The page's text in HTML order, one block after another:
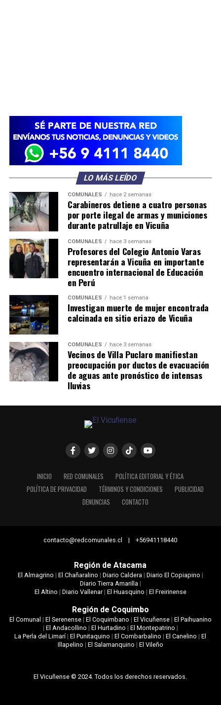
LO MÁS LEÍDO
COMUNALES hace 2 semanas
Carabineros detiene a cuatro personas
por porte ilegal de armas y municiones
durante patrullaje en Vicuña
COMUNALES hace 3 semanas
Profesores del Colegio Antonio Varas
representarán a Vicuña en importante
encuentro internacional de Educación
en Perú
COMUNALES hace 1 semana
Investigan muerte de mujer encontrada
calcinada en sitio eriazo de Vicuña
COMUNALES hace 3 semanas
Vecinos de Villa Puclaro manifiestan
preocupación por ductos de evacuación
de aguas ante pronóstico de intensas
lluvias
INICIO RED COMUNALES
POLÍTICA EDITORIAL Y ÉTICA
POLÍTICA DE PRIVACIDAD
TÉRMINOS Y CONDICIONES
PUBLICIDAD
DENUNCIAS
CONTACTO
contacto@redcomunales.cl | +56941118440
Región de Atacama
El Almagrino | El Chañaralino | Diario Caldera| Diario El Copiapino |
Diario Tierra Amarilla|
El Altino | Diario Vallenar| El Huasquino | El Freirinense
Región de Coquimbo
El Comunal | El Serenense| El Coquimbano | El Vicuñense| El Paihuanino
| El Andacollino | El Hurtadino | El Montepatrino |
La Perla del Limarí|El Punitaquino |El Combarbalino |El Canelino |El
Illapelino | El Salamanquino | El Vileño
El Vicuñense © 2024. Todos los derechos reservados.